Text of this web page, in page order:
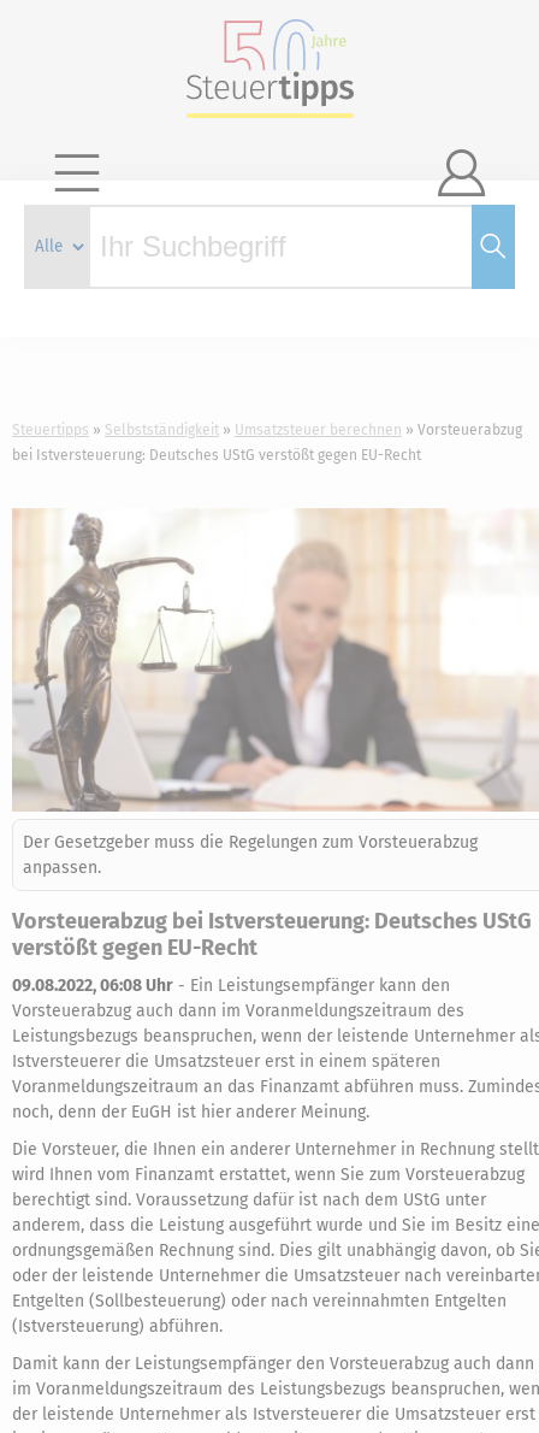

Steuertipps Selbstständigkeit Umsatzsteuer berechnen
Vorsteuerabzug
bei Istversteuerung: Deutsches UStG verstößt gegen EU-Recht
Der Gesetzgeber muss die Regelungen zum Vorsteuerabzug
anpassen.
Vorsteuerabzug bei Istversteuerung: Deutsches UStG
verstößt gegen EU-Recht
09.08.2022, 06:08 Uhr - Ein Leistungsempfänger kann den
Vorsteuerabzug auch dann im Voranmeldungszeitraum des
Leistungsbezugs beanspruchen, wenn der leistende Unternehmer
Istversteuerer die Umsatzsteuer erst in einem späteren
Voranmeldungszeitraum an das Finanzamt abführen muss.
noch, denn der EuGH ist hier anderer Meinung.
Die Vorsteuer, die Ihnen ein anderer Unternehmer in Rechnung
wird Ihnen vom Finanzamt erstattet, wenn Sie zum Vorsteuerabzug
berechtigt sind. Voraussetzung dafür ist nach dem UStG unter
anderem, dass die Leistung ausgeführt wurde und Sie im Besitz
ordnungsgemäßen Rechnung sind. Dies gilt unabhängig davon, ob
oder der leistende Unternehmer die Umsatzsteuer nach
Entgelten (Sollbesteuerung) oder nach vereinnahmten Entgelten
(Istversteuerung) abführen.
Damit kann der Leistungsempfänger den Vorsteuerabzug auch dann
im Voranmeldungszeitraum des Leistungsbezugs beanspruchen,
der leistende Unternehmer als Istversteuerer die Umsatzsteuer erst